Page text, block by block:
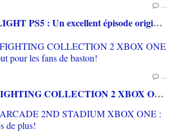
…
[TEST] 007 FIRST LIGHT PS5 : Un excellent épisode original de James Bond avec le savoir-faire de IO INTERACTIVE
…
[TEST] CAPCOM FIGHTING COLLECTION 2 XBOX ONE : une compilation surtout pour les fans de baston!